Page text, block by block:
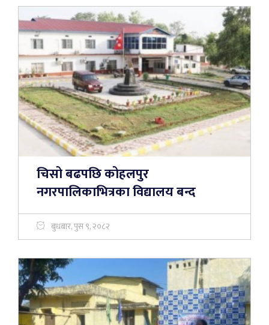
चिसो बढपछि कोहलपुर
नगरपालिकाभित्रका विद्यालय बन्द
बुधबार, पुस ९, २०८२